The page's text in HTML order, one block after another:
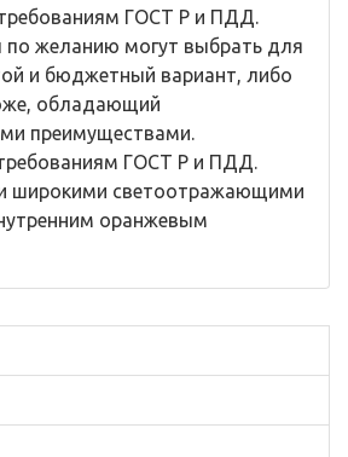
ГОСТ Р и ПДД.
желанию могут выбрать для
и бюджетный вариант, либо
обладающий
преимуществами.
ГОСТ Р и ПДД.
широкими светоотражающими
оранжевым